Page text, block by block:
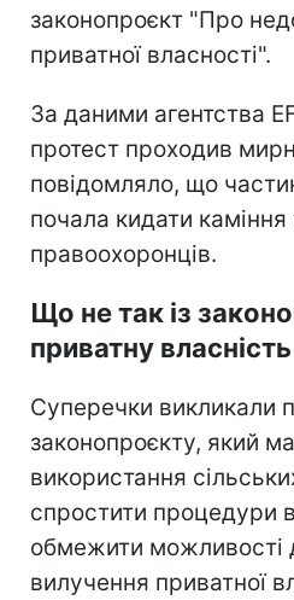
законопроєкт "Про
приватної власності".
За даними агентства
протест проходив
повідомляло, що
почала кидати
правоохоронців.
Що не так із
приватну власність
Суперечки викликали
законопроєкту, який
використання
спростити процедури
обмежити
вилучення приватної